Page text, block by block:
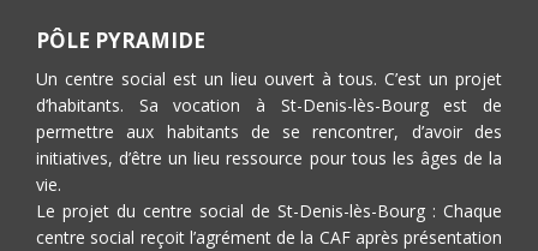
PÔLE PYRAMIDE
Un centre social est un lieu ouvert à tous. C’est un projet
d’habitants. Sa vocation à St-Denis-lès-Bourg est de
permettre aux habitants de se rencontrer, d’avoir des
initiatives, d’être un lieu ressource pour tous les âges de la
vie.
Le projet du centre social de St-Denis-lès-Bourg : Chaque
centre social reçoit l’agrément de la CAF après présentation